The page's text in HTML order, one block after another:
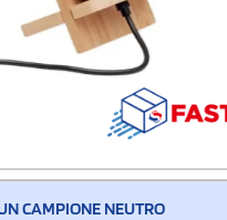
CAMPIONE NEUTRO